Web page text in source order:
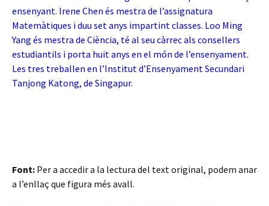
ensenyant. Irene Chen és mestra de l’assignatura
Matemàtiques i duu set anys impartint classes. Loo Ming
Yang és mestra de Ciència, té al seu càrrec als consellers
estudiantils i porta huit anys en el món de l’ensenyament.
Les tres treballen en l’Institut d’Ensenyament Secundari
Tanjong Katong, de Singapur.
Font: Per a accedir a la lectura del text original, podem anar
a l’enllaç que figura més avall.